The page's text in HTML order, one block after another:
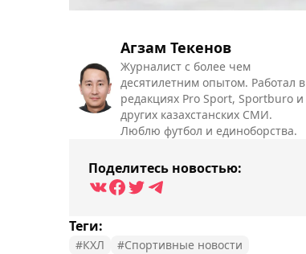
Агзам Текенов
Журналист с более чем
десятилетним опытом. Работал в
редакциях Pro Sport, Sportburo и
других казахстанских СМИ.
Люблю футбол и единоборства.
Поделитесь новостью:
Теги:
#КХЛ
#Спортивные новости